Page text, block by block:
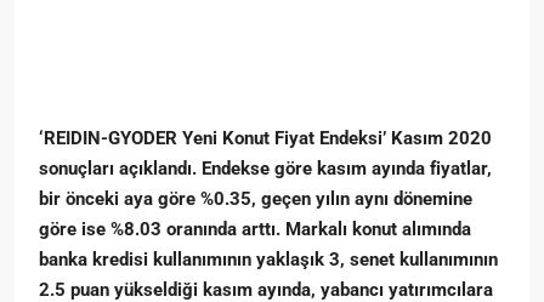
‘REIDIN-GYODER Yeni Konut Fiyat Endeksi’ Kasım 2020
sonuçları açıklandı. Endekse göre kasım ayında fiyatlar,
bir önceki aya göre %0.35, geçen yılın aynı dönemine
göre ise %8.03 oranında arttı. Markalı konut alımında
banka kredisi kullanımının yaklaşık 3, senet kullanımının
2.5 puan yükseldiği kasım ayında, yabancı yatırımcılara